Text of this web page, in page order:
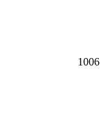
1006